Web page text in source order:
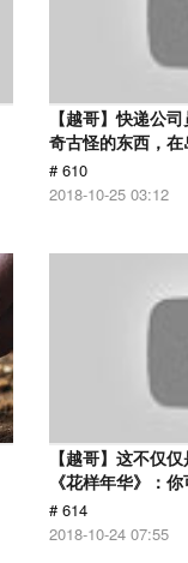
【越哥】快递公
奇古怪的东西，在
# 610
2018-10-25 03:12
【越哥】这不仅
《花样年华》：
# 614
2018-10-24 07:55